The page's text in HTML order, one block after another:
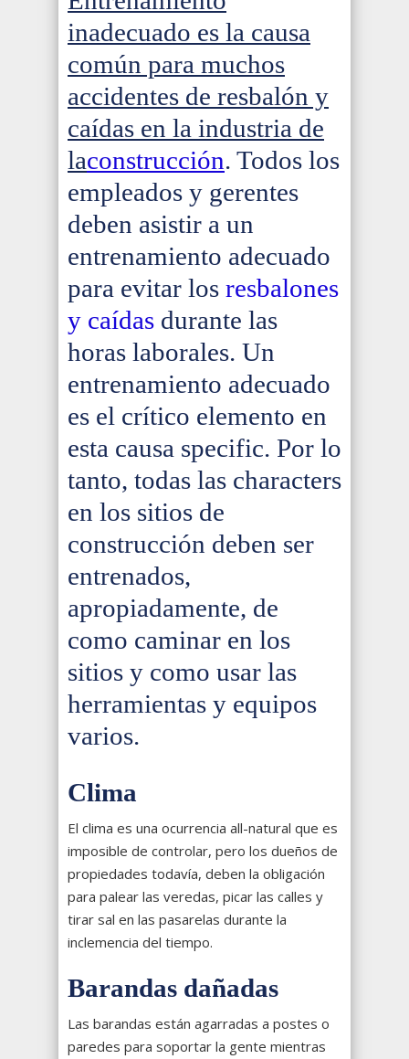
inadecuado es la causa
común para muchos
accidentes de resbalón y
caídas en la industria de
laconstrucción. Todos los
empleados y gerentes
deben asistir a un
entrenamiento adecuado
para evitar los resbalones
y caídas durante las
horas laborales. Un
entrenamiento adecuado
es el crítico elemento en
esta causa specific. Por lo
tanto, todas las characters
en los sitios de
construcción deben ser
entrenados,
apropiadamente, de
como caminar en los
sitios y como usar las
herramientas y equipos
varios.
Clima
El clima es una ocurrencia all-natural que es
imposible de controlar, pero los dueños de
propiedades todavía, deben la obligación
para palear las veredas, picar las calles y
tirar sal en las pasarelas durante la
inclemencia del tiempo.
Barandas dañadas
Las barandas están agarradas a postes o
paredes para soportar la gente mientras